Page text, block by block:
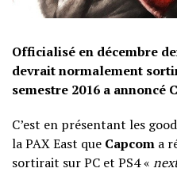
Officialisé en décembre
devrait normalement
semestre 2016 a annoncé
C’est en présentant les
la PAX East que Capcom a
sortirait sur PC et PS4 «